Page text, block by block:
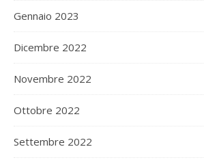
Gennaio 2023
Dicembre 2022
Novembre 2022
Ottobre 2022
Settembre 2022